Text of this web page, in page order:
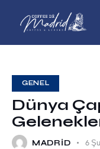
GENEL
Dünya
MADRID 6